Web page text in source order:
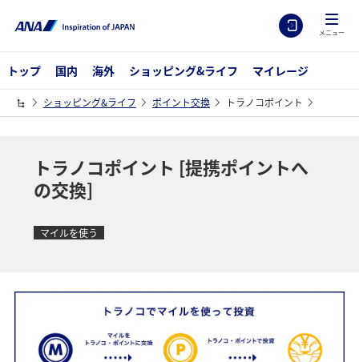
メニュー
トップ 国内 海外 ショッピング&ライフ マイレージ
ショッピング&ライフ ポイント交換 トラノコポイント
トラノコポイント [提携ポイントへ
の交換]
マイルを使う